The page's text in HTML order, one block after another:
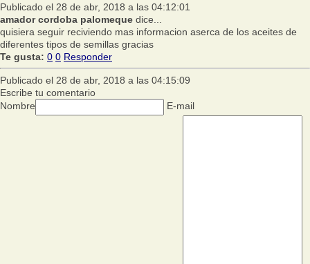
Publicado el 28 de abr, 2018 a las 04:12:01
amador cordoba palomeque dice...
quisiera seguir reciviendo mas informacion aserca de los aceites de
diferentes tipos de semillas gracias
Te gusta: 0 0 Responder
Publicado el 28 de abr, 2018 a las 04:15:09
Escribe tu comentario
Nombre
E-mail